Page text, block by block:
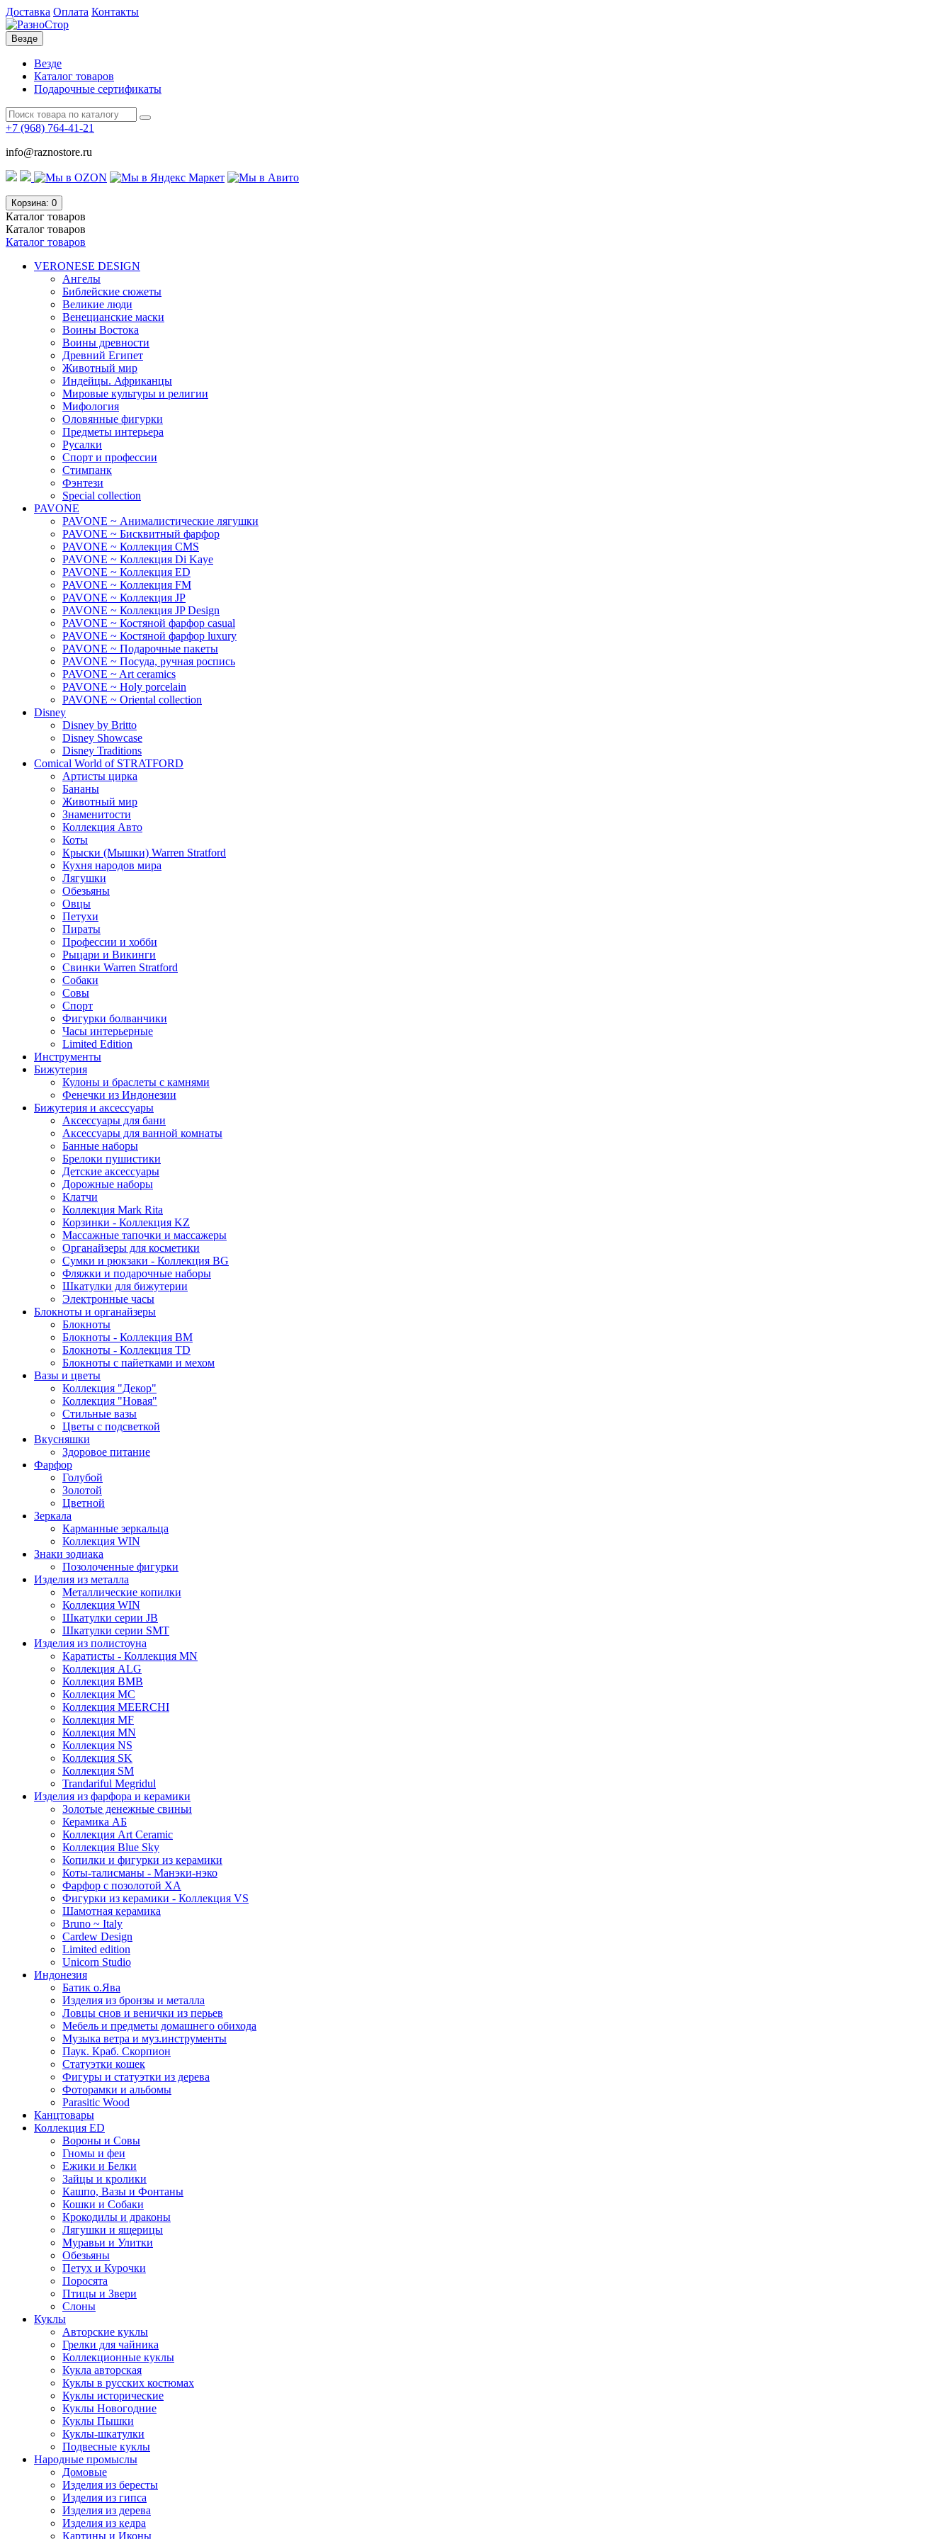
Доставка Оплата Контакты
Везде
Везде
Каталог товаров
Подарочные сертификаты
+7 (968) 764-41-21
info@raznostore.ru
Корзина: 0
Каталог товаров
Каталог товаров
Каталог товаров
VERONESE DESIGN
Ангелы
Библейские сюжеты
Великие люди
Венецианские маски
Воины Востока
Воины древности
Древний Египет
Животный мир
Индейцы. Африканцы
Мировые культуры и религии
Мифология
Оловянные фигурки
Предметы интерьера
Русалки
Спорт и профессии
Стимпанк
Фэнтези
Special collection
PAVONE
PAVONE ~ Анималистические лягушки
PAVONE ~ Бисквитный фарфор
PAVONE ~ Коллекция CMS
PAVONE ~ Коллекция Di Kaye
PAVONE ~ Коллекция ED
PAVONE ~ Коллекция FM
PAVONE ~ Коллекция JP
PAVONE ~ Коллекция JP Design
PAVONE ~ Костяной фарфор casual
PAVONE ~ Костяной фарфор luxury
PAVONE ~ Подарочные пакеты
PAVONE ~ Посуда, ручная роспись
PAVONE ~ Art ceramics
PAVONE ~ Holy porcelain
PAVONE ~ Oriental collection
Disney
Disney by Britto
Disney Showcase
Disney Traditions
Comical World of STRATFORD
Артисты цирка
Бананы
Животный мир
Знаменитости
Коллекция Авто
Коты
Крыски (Мышки) Warren Stratford
Кухня народов мира
Лягушки
Обезьяны
Овцы
Петухи
Пираты
Профессии и хобби
Рыцари и Викинги
Свинки Warren Stratford
Собаки
Совы
Спорт
Фигурки болванчики
Часы интерьерные
Limited Edition
Инструменты
Бижутерия
Кулоны и браслеты с камнями
Фенечки из Индонезии
Бижутерия и аксессуары
Аксессуары для бани
Аксессуары для ванной комнаты
Банные наборы
Брелоки пушистики
Детские аксессуары
Дорожные наборы
Клатчи
Коллекция Mark Rita
Корзинки - Коллекция KZ
Массажные тапочки и массажеры
Органайзеры для косметики
Сумки и рюкзаки - Коллекция BG
Фляжки и подарочные наборы
Шкатулки для бижутерии
Электронные часы
Блокноты и органайзеры
Блокноты
Блокноты - Коллекция BM
Блокноты - Коллекция TD
Блокноты с пайетками и мехом
Вазы и цветы
Коллекция "Декор"
Коллекция "Новая"
Стильные вазы
Цветы с подсветкой
Вкусняшки
Здоровое питание
Фарфор
Голубой
Золотой
Цветной
Зеркала
Карманные зеркальца
Коллекция WIN
Знаки зодиака
Позолоченные фигурки
Изделия из металла
Металлические копилки
Коллекция WIN
Шкатулки серии JB
Шкатулки серии SMT
Изделия из полистоуна
Каратисты - Коллекция MN
Коллекция ALG
Коллекция BMB
Коллекция MC
Коллекция MEERCHI
Коллекция MF
Коллекция MN
Коллекция NS
Коллекция SK
Коллекция SM
Trandariful Megridul
Изделия из фарфора и керамики
Золотые денежные свиньи
Керамика АБ
Коллекция Art Ceramic
Коллекция Blue Sky
Копилки и фигурки из керамики
Коты-талисманы - Манэки-нэко
Фарфор с позолотой XA
Фигурки из керамики - Коллекция VS
Шамотная керамика
Bruno ~ Italy
Cardew Design
Limited edition
Unicorn Studio
Индонезия
Батик о.Ява
Изделия из бронзы и металла
Ловцы снов и венички из перьев
Мебель и предметы домашнего обихода
Музыка ветра и муз.инструменты
Паук. Краб. Скорпион
Статуэтки кошек
Фигуры и статуэтки из дерева
Фоторамки и альбомы
Parasitic Wood
Канцтовары
Коллекция ED
Вороны и Совы
Гномы и феи
Ежики и Белки
Зайцы и кролики
Кашпо, Вазы и Фонтаны
Кошки и Собаки
Крокодилы и драконы
Лягушки и ящерицы
Муравьи и Улитки
Обезьяны
Петух и Курочки
Поросята
Птицы и Звери
Слоны
Куклы
Авторские куклы
Грелки для чайника
Коллекционные куклы
Кукла авторская
Куклы в русских костюмах
Куклы исторические
Куклы Новогодние
Куклы Пышки
Куклы-шкатулки
Подвесные куклы
Народные промыслы
Домовые
Изделия из бересты
Изделия из гипса
Изделия из дерева
Изделия из кедра
Картины и Иконы